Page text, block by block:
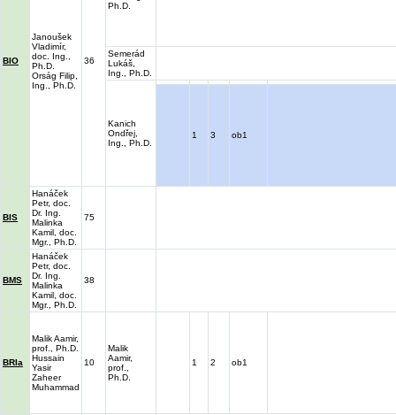
BIO
Janoušek
Vladimír,
doc. Ing.,
Ph.D.
Orság Filip,
Ing., Ph.D.
36
Ph.D.
Semerád
Lukáš,
Ing., Ph.D.
Kanich
Ondřej,
Ing., Ph.D.
1 3 ob1
BIS
Hanáček
Petr, doc.
Dr. Ing.
Malinka
Kamil, doc.
Mgr., Ph.D.
75
BMS
Hanáček
Petr, doc.
Dr. Ing.
Malinka
Kamil, doc.
Mgr., Ph.D.
38
BRIa
Malik Aamir,
prof., Ph.D.
Hussain
Yasir
Zaheer
Muhammad
10
Malik
Aamir,
prof.,
Ph.D.
1 2 ob1